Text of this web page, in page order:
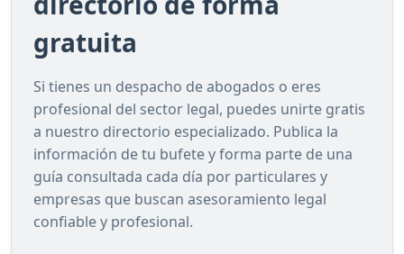
gratuita
Si tienes un despacho de abogados o eres
profesional del sector legal, puedes unirte gratis
a nuestro directorio especializado. Publica la
información de tu bufete y forma parte de una
guía consultada cada día por particulares y
empresas que buscan asesoramiento legal
confiable y profesional.